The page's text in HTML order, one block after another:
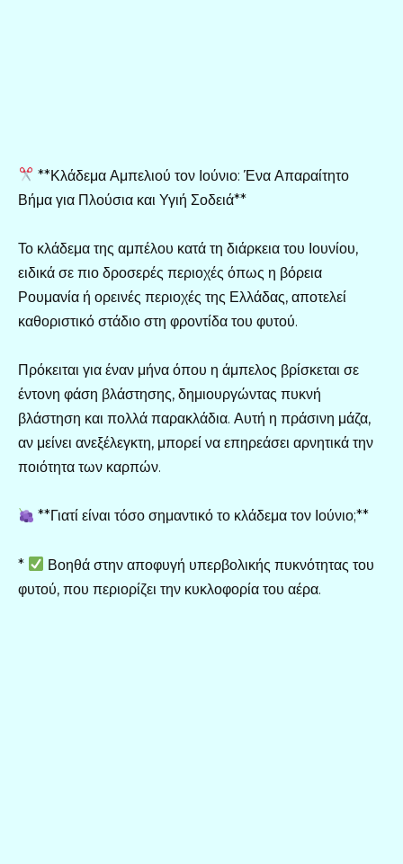
**Κλάδεμα Αμπελιού τον Ιούνιο: Ένα Απαραίτητο
Βήμα για Πλούσια και Υγιή Σοδειά**
Το κλάδεμα της αμπέλου κατά τη διάρκεια του Ιουνίου,
ειδικά σε πιο δροσερές περιοχές όπως η βόρεια
Ρουμανία ή ορεινές περιοχές της Ελλάδας, αποτελεί
καθοριστικό στάδιο στη φροντίδα του φυτού.
Πρόκειται για έναν μήνα όπου η άμπελος βρίσκεται σε
έντονη φάση βλάστησης, δημιουργώντας πυκνή
βλάστηση και πολλά παρακλάδια. Αυτή η πράσινη μάζα,
αν μείνει ανεξέλεγκτη, μπορεί να επηρεάσει αρνητικά την
ποιότητα των καρπών.
**Γιατί είναι τόσο σημαντικό το κλάδεμα τον Ιούνιο;**
*
Βοηθά στην αποφυγή υπερβολικής πυκνότητας του
φυτού, που περιορίζει την κυκλοφορία του αέρα.